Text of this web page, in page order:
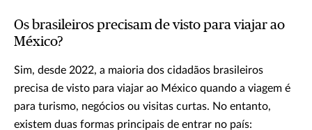
Os brasileiros precisam de visto para viajar ao
México?
Sim, desde 2022, a maioria dos cidadãos brasileiros
precisa de visto para viajar ao México quando a viagem é
para turismo, negócios ou visitas curtas. No entanto,
existem duas formas principais de entrar no país: